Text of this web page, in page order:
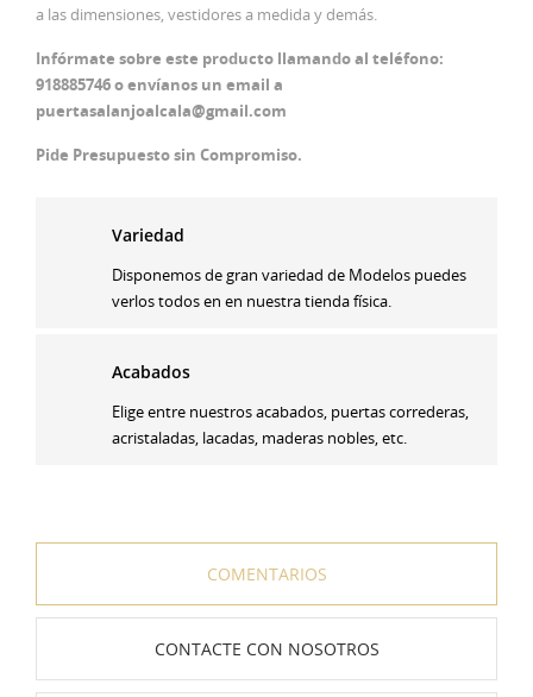
a las dimensiones, vestidores a medida y demás.
Infórmate sobre este producto llamando al teléfono:
918885746 o envíanos un email a
puertasalanjoalcala@gmail.com
Pide Presupuesto sin Compromiso.
Variedad
Disponemos de gran variedad de Modelos puedes
verlos todos en en nuestra tienda física.
Acabados
Elige entre nuestros acabados, puertas correderas,
acristaladas, lacadas, maderas nobles, etc.
COMENTARIOS
CONTACTE CON NOSOTROS